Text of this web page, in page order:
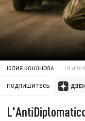
ЮЛИЯ КОНОНОВА 18
ПОДПИШИТЕСЬ: